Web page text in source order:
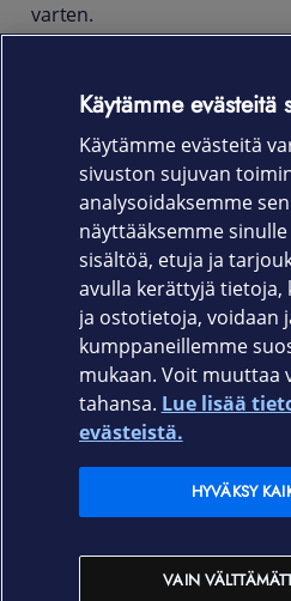
varten.
USB-C-virtalähteen kanssa
hyödyntää jopa tiettyjen
pikalataus ­ominaisuutta.
Tuotekoodi
MW2R3ZM/A
Elisa.fi
Elisan myymälät
Käytämme evästeitä
Käytämme evästeitä
sivuston sujuvan
analysoidaksemme
näyttääksemme
sisältöä, etuja ja
avulla kerättyjä tietoja,
ja ostotietoja, voidaan
kumppaneillemme
mukaan. Voit muuttaa
tahansa. Lue lisää
evästeistä.
VAIN
HYVÄKSY